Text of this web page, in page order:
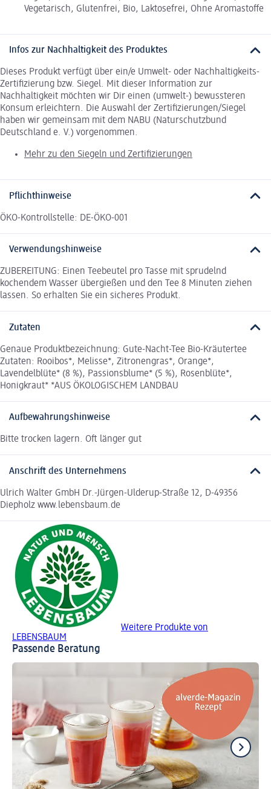
Vegetarisch, Glutenfrei, Bio, Laktosefrei, Ohne Aromastoffe
Infos zur Nachhaltigkeit des Produktes
Dieses Produkt verfügt über ein/e Umwelt- oder Nachhaltigkeits-
Zertifizierung bzw. Siegel. Mit dieser Information zur
Nachhaltigkeit möchten wir Dir einen (umwelt-) bewussteren
Konsum erleichtern. Die Auswahl der Zertifizierungen/Siegel
haben wir gemeinsam mit dem NABU (Naturschutzbund
Deutschland e. V.) vorgenommen.
Mehr zu den Siegeln und Zertifizierungen
Pflichthinweise
ÖKO-Kontrollstelle: DE-ÖKO-001
Verwendungshinweise
ZUBEREITUNG: Einen Teebeutel pro Tasse mit sprudelnd
kochendem Wasser übergießen und den Tee 8 Minuten ziehen
lassen. So erhalten Sie ein sicheres Produkt.
Zutaten
Genaue Produktbezeichnung: Gute-Nacht-Tee Bio-Kräutertee
Zutaten: Rooibos*, Melisse*, Zitronengras*, Orange*,
Lavendelblüte* (8 %), Passionsblume* (5 %), Rosenblüte*,
Honigkraut* *AUS ÖKOLOGISCHEM LANDBAU
Aufbewahrungshinweise
Bitte trocken lagern. Oft länger gut
Anschrift des Unternehmens
Ulrich Walter GmbH Dr.-Jürgen-Ulderup-Straße 12, D-49356
Diepholz www.lebensbaum.de
Weitere Produkte von
LEBENSBAUM
Passende Beratung